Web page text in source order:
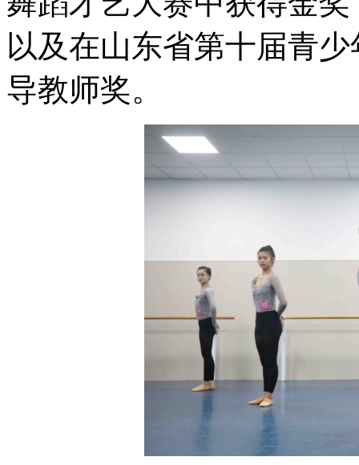
以及在山东省第十届青
导教师奖。